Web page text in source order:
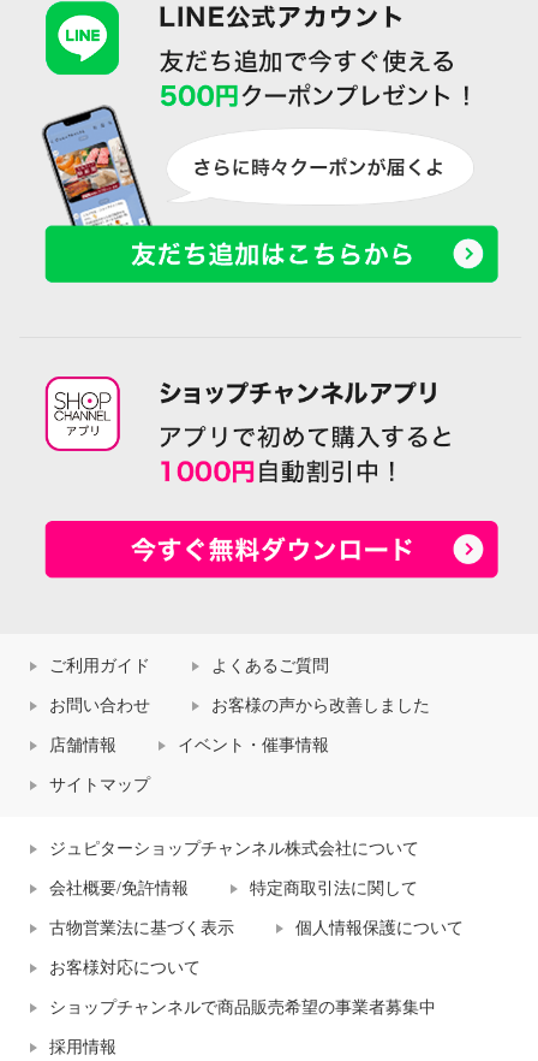
ご利用ガイド よくあるご質問
お問い合わせ お客様の声から改善しました
店舗情報 イベント・催事情報
サイトマップ
ジュピターショップチャンネル株式会社について
会社概要/免許情報 特定商取引法に関して
古物営業法に基づく表示 個人情報保護について
お客様対応について
ショップチャンネルで商品販売希望の事業者募集中
採用情報